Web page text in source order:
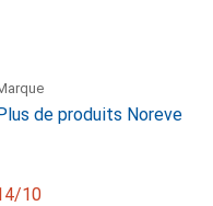
de produits Noreve
10